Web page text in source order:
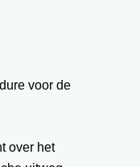
voor de
over het